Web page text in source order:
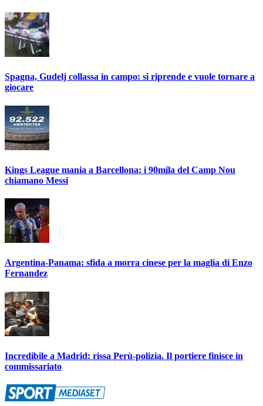
Spagna, Gudelj collassa in campo: si riprende e vuole tornare a
giocare
Kings League mania a Barcellona: i 90mila del Camp Nou
chiamano Messi
Argentina-Panama: sfida a morra cinese per la maglia di Enzo
Fernandez
Incredibile a Madrid: rissa Perù-polizia. Il portiere finisce in
commissariato